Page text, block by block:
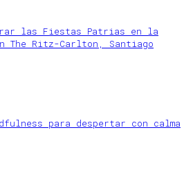
las Fiestas Patrias en la
The Ritz-Carlton, Santiago
para despertar con calma